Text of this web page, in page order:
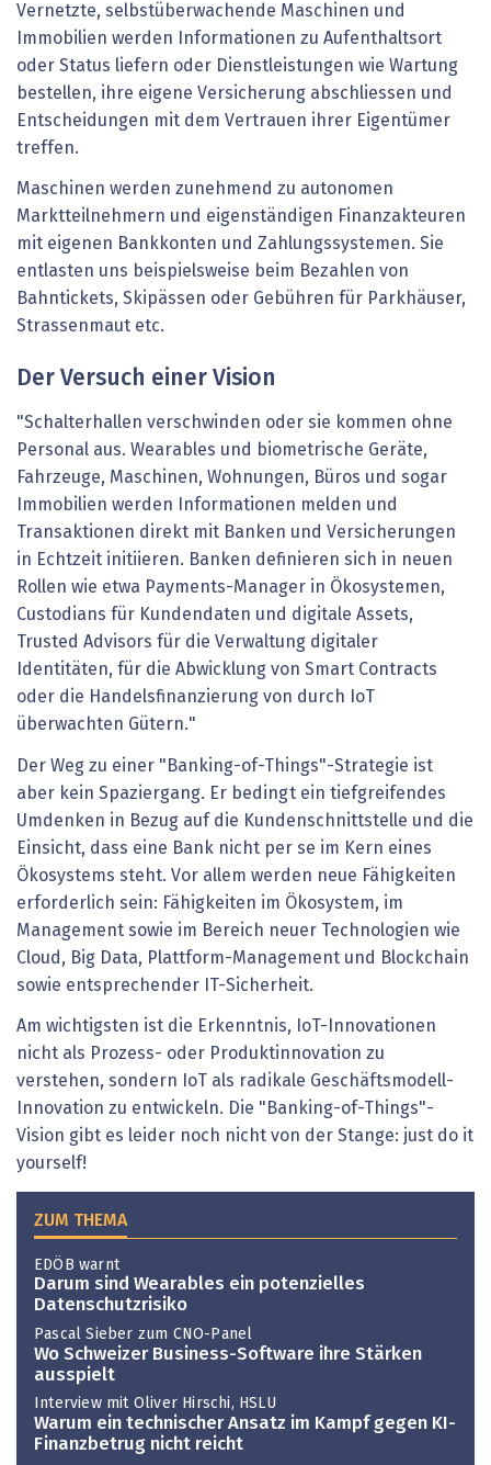
Vernetzte, selbstüberwachende Maschinen und
Immobilien werden Informationen zu Aufenthaltsort
oder Status liefern oder Dienstleistungen wie Wartung
bestellen, ihre eigene Versicherung abschliessen und
Entscheidungen mit dem Vertrauen ihrer Eigentümer
treffen.
Maschinen werden zunehmend zu autonomen
Marktteilnehmern und eigenständigen Finanzakteuren
mit eigenen Bankkonten und Zahlungssystemen. Sie
entlasten uns beispielsweise beim Bezahlen von
Bahntickets, Skipässen oder Gebühren für Parkhäuser,
Strassenmaut etc.
Der Versuch einer Vision
"Schalterhallen verschwinden oder sie kommen ohne
Personal aus. Wearables und biometrische Geräte,
Fahrzeuge, Maschinen, Wohnungen, Büros und sogar
Immobilien werden Informationen melden und
Transaktionen direkt mit Banken und Versicherungen
in Echtzeit initiieren. Banken definieren sich in neuen
Rollen wie etwa Payments-Manager in Ökosystemen,
Custodians für Kundendaten und digitale Assets,
Trusted Advisors für die Verwaltung digitaler
Identitäten, für die Abwicklung von Smart Contracts
oder die Handelsfinanzierung von durch IoT
überwachten Gütern."
Der Weg zu einer "Banking-of-Things"-Strategie ist
aber kein Spaziergang. Er bedingt ein tiefgreifendes
Umdenken in Bezug auf die Kundenschnittstelle und die
Einsicht, dass eine Bank nicht per se im Kern eines
Ökosystems steht. Vor allem werden neue Fähigkeiten
erforderlich sein: Fähigkeiten im Ökosystem, im
Management sowie im Bereich neuer Technologien wie
Cloud, Big Data, Plattform-Management und Blockchain
sowie entsprechender IT-Sicherheit.
Am wichtigsten ist die Erkenntnis, IoT-Innovationen
nicht als Prozess- oder Produktinnovation zu
verstehen, sondern IoT als radikale Geschäftsmodell-
Innovation zu entwickeln. Die "Banking-of-Things"-
Vision gibt es leider noch nicht von der Stange: just do it
yourself!
ZUM THEMA
EDÖB warnt
Darum sind Wearables ein potenzielles
Datenschutzrisiko
Pascal Sieber zum CNO-Panel
Wo Schweizer Business-Software ihre Stärken
ausspielt
Interview mit Oliver Hirschi, HSLU
Warum ein technischer Ansatz im Kampf gegen KI-
Finanzbetrug nicht reicht